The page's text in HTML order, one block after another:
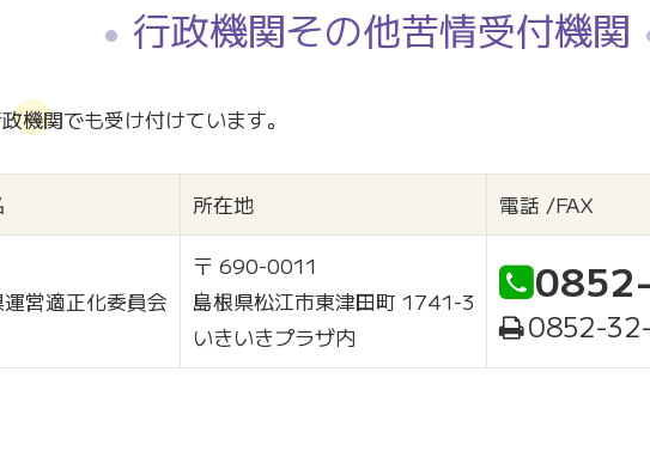
行政機関その他苦情受付機関
機関でも受け付けています。
所在地 電話 /FAX
営適正化委員会
〒 690-0011
島根県松江市東津田町 1741-3
いきいきプラザ内
0852-